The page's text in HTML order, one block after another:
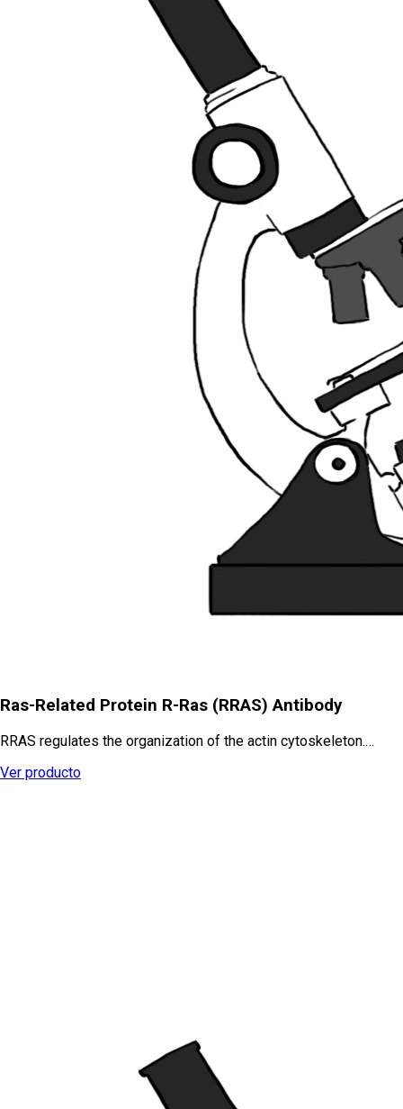
Ras-Related Protein R-Ras (RRAS) Antibody
RRAS regulates the organization of the actin cytoskeleton.…
Ver producto